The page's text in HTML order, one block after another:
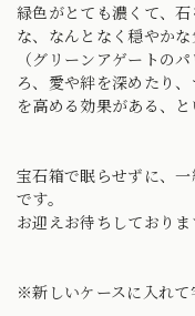
緑色がとても濃くて、
な、なんとなく穏やか
（グリーンアゲートの
ろ、愛や絆を深めたり
を高める効果がある、
宝石箱で眠らせずに、
です。
お迎えお待ちしており
※新しいケースに入れて